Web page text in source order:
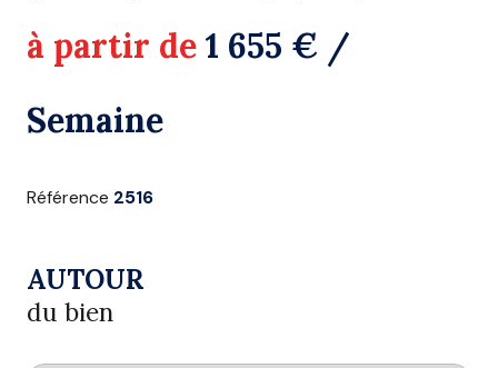
à partir de 1 655 € /
Semaine
Référence 2516
AUTOUR
du bien